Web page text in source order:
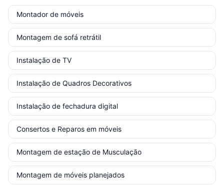
Montador de móveis
Montagem de sofá retrátil
Instalação de TV
Instalação de Quadros Decorativos
Instalação de fechadura digital
Consertos e Reparos em móveis
Montagem de estação de Musculação
Montagem de móveis planejados